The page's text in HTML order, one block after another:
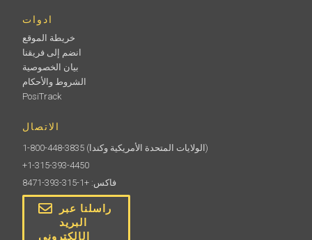
ادوات
خريطة الموقع
انضم إلى فريقنا
بيان الخصوصية
الشروط والأحكام
PosiTrack
الاتصال
1-800-448-3835
(الولايات المتحدة الأمريكية وكندا)
+1-315-393-4450
فاكس: +1-315-393-8471
راسلنا عبر
البريد
الإلكتروني